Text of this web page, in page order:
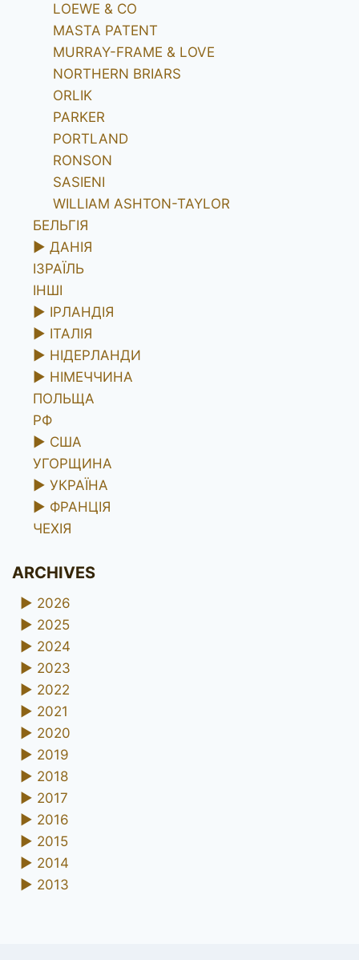
LOEWE & CO
MASTA PATENT
MURRAY-FRAME & LOVE
NORTHERN BRIARS
ORLIK
PARKER
PORTLAND
RONSON
SASIENI
WILLIAM ASHTON-TAYLOR
БЕЛЬГІЯ
► ДАНІЯ
ІЗРАЇЛЬ
ІНШІ
► ІРЛАНДІЯ
► ІТАЛІЯ
► НІДЕРЛАНДИ
► НІМЕЧЧИНА
ПОЛЬЩА
РФ
► США
УГОРЩИНА
► УКРАЇНА
► ФРАНЦІЯ
ЧЕХІЯ
ARCHIVES
► 2026
► 2025
► 2024
► 2023
► 2022
► 2021
► 2020
► 2019
► 2018
► 2017
► 2016
► 2015
► 2014
► 2013